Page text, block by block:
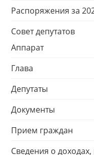
Распоряжения за
Совет депутатов
Аппарат
Глава
Депутаты
Документы
Прием граждан
Сведения о